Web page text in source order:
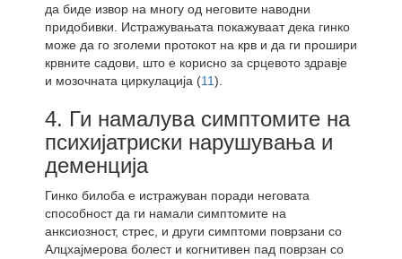
да биде извор на многу од неговите наводни
придобивки. Истражувањата покажуваат дека гинко
може да го зголеми протокот на крв и да ги прошири
крвните садови, што е корисно за срцевото здравје
и мозочната циркулација (11).
4. Ги намалува симптомите на
психијатриски нарушувања и
деменција
Гинко билоба е истражуван поради неговата
способност да ги намали симптомите на
анксиозност, стрес, и други симптоми поврзани со
Алцхајмерова болест и когнитивен пад поврзан со